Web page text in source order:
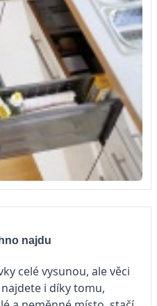
najdu
celé vysunou, ale věci
i díky tomu,